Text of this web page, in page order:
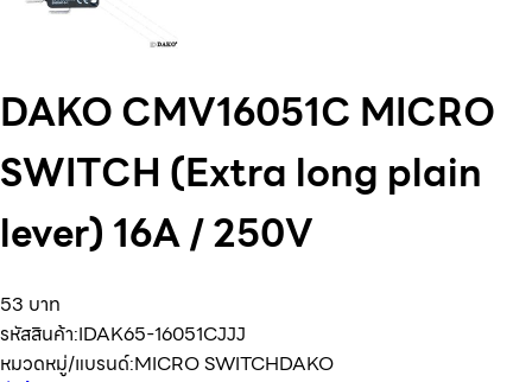
DAKO CMV16051C MICRO
SWITCH (Extra long plain
lever) 16A / 250V
53 บาท
รหัสสินค้า:IDAK65-16051CJJJ
หมวดหมู่/แบรนด์:MICRO SWITCHDAKO